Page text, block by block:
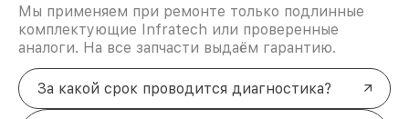
Мы применяем при ремонте только подлинные
комплектующие Infratech или проверенные
аналоги. На все запчасти выдаём гарантию.
За какой срок проводится диагностика?